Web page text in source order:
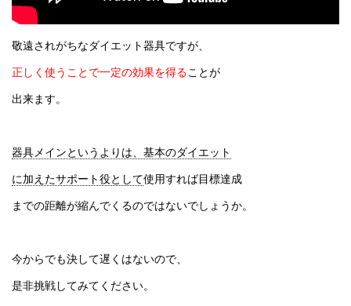
敬遠されがちなダイエット器具ですが、
正しく使うことで一定の効果を得ることが
出来ます。
器具メインというよりは、基本のダイエット
に加えたサポート役として使用すれば目標達成
までの距離が縮んでくるのではないでしょうか。
今からでも決して遅くはないので、
是非挑戦してみてください。